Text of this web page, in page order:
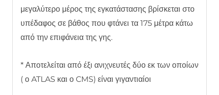
μεγαλύτερο μέρος της εγκατάστασης βρίσκεται στο
υπέδαφος σε βάθος που φτάνει τα 175 μέτρα κάτω
από την επιφάνεια της γης.
* Αποτελείται από έξι ανιχνευτές δύο εκ των οποίων
( ο ATLAS και ο CMS) είναι γιγαντιαίοι